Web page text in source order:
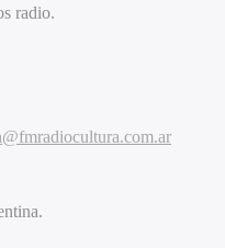
radio.